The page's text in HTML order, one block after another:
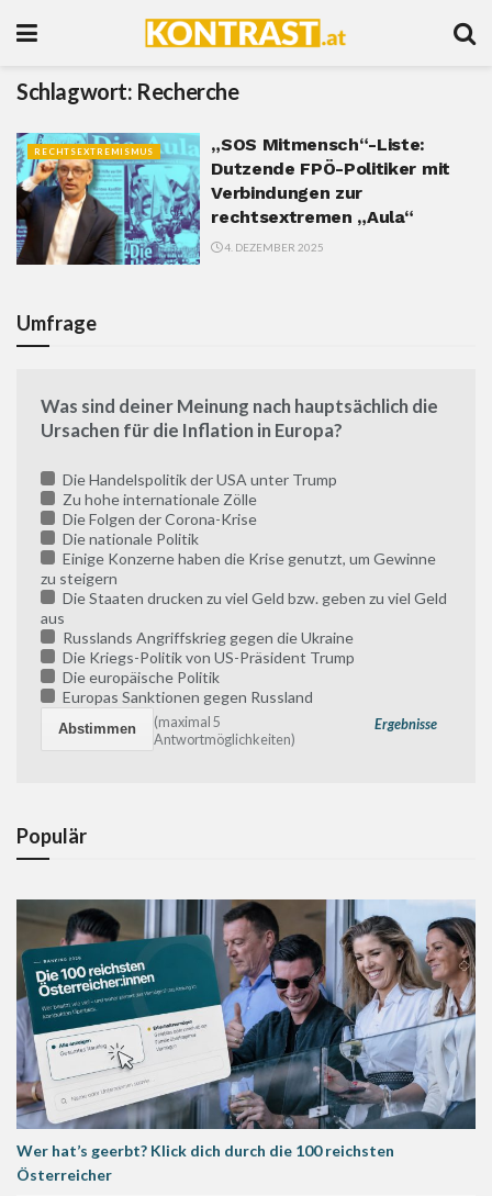
Schlagwort: Recherche
RECHTSEXTREMISMUS
„SOS Mitmensch“-Liste:
Dutzende FPÖ-Politiker mit
Verbindungen zur
rechtsextremen „Aula“
4. DEZEMBER 2025
Umfrage
Was sind deiner Meinung nach hauptsächlich die
Ursachen für die Inflation in Europa?
Die Handelspolitik der USA unter Trump
Zu hohe internationale Zölle
Die Folgen der Corona-Krise
Die nationale Politik
Einige Konzerne haben die Krise genutzt, um Gewinne
zu steigern
Die Staaten drucken zu viel Geld bzw. geben zu viel Geld
aus
Russlands Angriffskrieg gegen die Ukraine
Die Kriegs-Politik von US-Präsident Trump
Die europäische Politik
Europas Sanktionen gegen Russland
Ergebnisse
(maximal 5
Antwortmöglichkeiten)
Populär
Wer hat’s geerbt? Klick dich durch die 100 reichsten
Österreicher